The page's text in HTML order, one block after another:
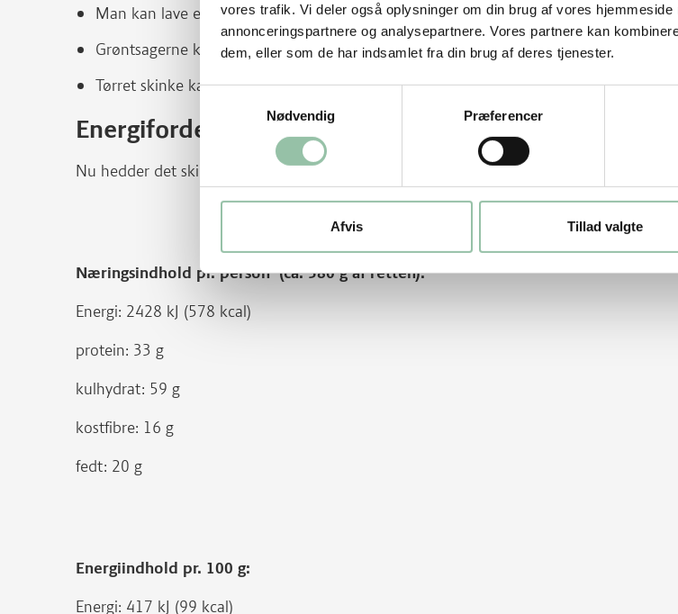
vores trafik. Vi deler også oplysninger om din brug af vores
annonceringspartnere og analysepartnere. Vores partnere kan
dem, eller som de har indsamlet fra din brug af deres tjenester.
Samtykkevalg
Nødvendig
Præferencer
Afvis Tillad valgte
Man kan lave en stor omelet eller to portionsomeletter.
Grøntsagerne kan varieres eller sæson og lyst.
Tørret skinke kan udelades eller udskiftes med kogt skinke, laks, rejer m.v.
Energifordeling
Nu hedder det skinke fra gris. Før hed udskæringen skinke fra svin.
Næringsindhold pr. person (ca. 580 g af retten):
Energi: 2428 kJ (578 kcal)
protein: 33 g
kulhydrat: 59 g
kostfibre: 16 g
fedt: 20 g
Energiindhold pr. 100 g:
Energi: 417 kJ (99 kcal)